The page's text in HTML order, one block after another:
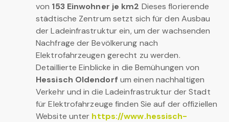
von 153 Einwohner je km2 Dieses florierende
städtische Zentrum setzt sich für den Ausbau
der Ladeinfrastruktur ein, um der wachsenden
Nachfrage der Bevölkerung nach
Elektrofahrzeugen gerecht zu werden.
Detaillierte Einblicke in die Bemühungen von
Hessisch Oldendorf um einen nachhaltigen
Verkehr und in die Ladeinfrastruktur der Stadt
für Elektrofahrzeuge finden Sie auf der offiziellen
Website unter https://www.hessisch-